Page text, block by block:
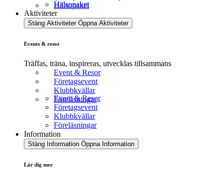
Hälsopaket
Hälsopaket
Aktiviteter
Stäng Aktiviteter Öppna Aktiviteter
Events & resor
Träffas, träna, inspireras, utvecklas tillsammans
Event & Resor
Företagsevent
Klubbkvällar
Föreläsningar
Event & Resor
Företagsevent
Klubbkvällar
Föreläsningar
Information
Stäng Information Öppna Information
Lär dig mer